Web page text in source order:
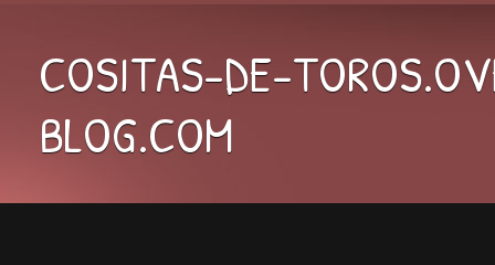
COSITAS-DE-
BLOG.COM